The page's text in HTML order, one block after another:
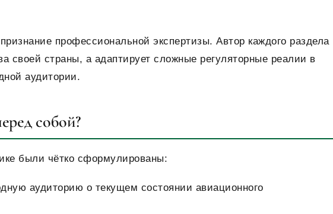
профессиональной экспертизы. Автор каждого раздела
своей страны, а адаптирует сложные регуляторные реалии в
аудитории.
собой?
были чётко сформулированы:
аудиторию о текущем состоянии авиационного